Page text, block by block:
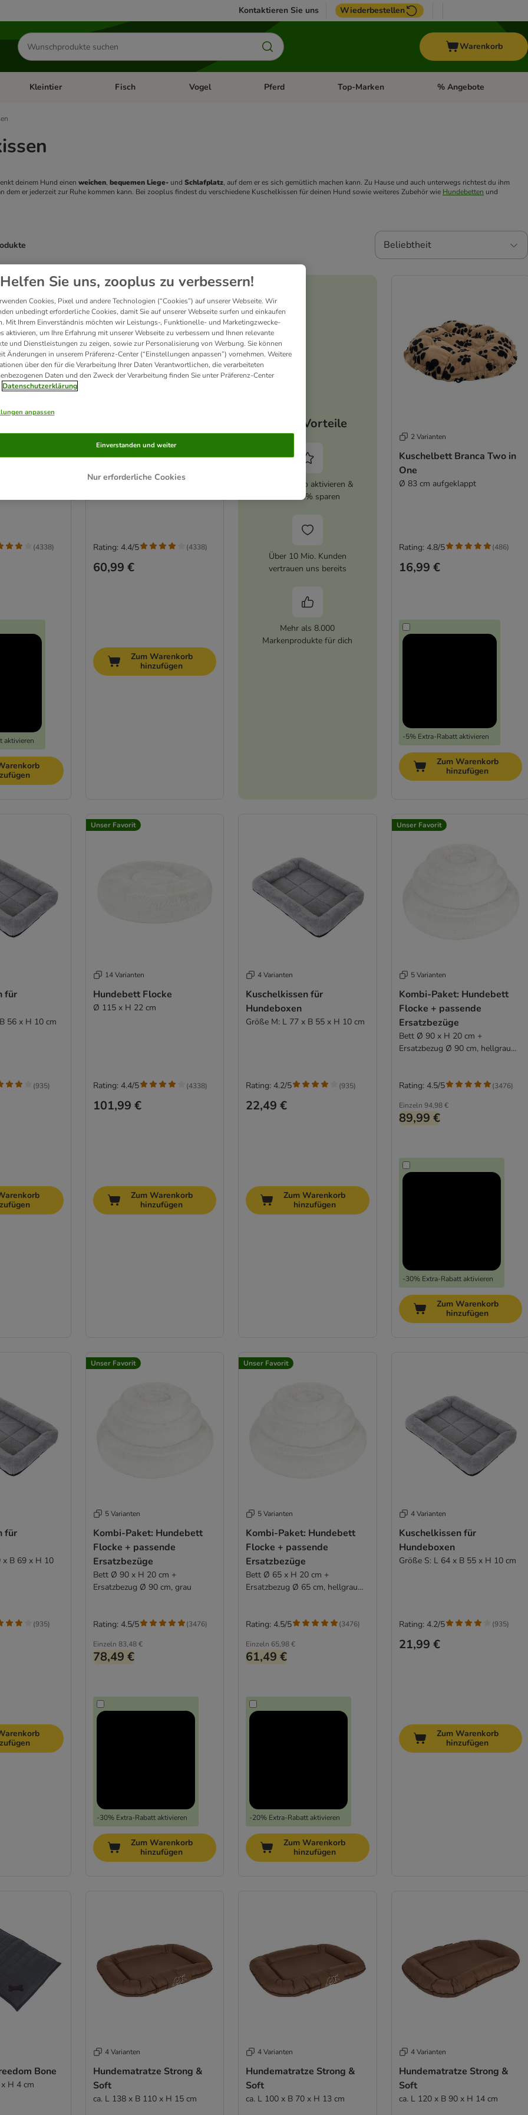
Kontaktieren Sie uns Wiederbestellen
Produkte
suchen
Warenkorb
& Zubehör
Kategorie-Menü öffnen: Hundefutter & Zubehör
Kleintier Kategorie-Menü öffnen: Kleintier
Fisch Kategorie-Menü öffnen: Fisch
Vogel Kategorie-Menü öffnen: Vogel
Pferd Kategorie-Menü öffnen: Pferd
Top-Marken Kategorie-Menü öffnen:
% Angebote
deinem Hund einen weichen, bequemen Liege- und Schlafplatz, auf dem er es sich gemütlich machen kann. Zu Hause und auch unterwegs richtest du ihm
dem er jederzeit zur Ruhe kommen kann. Bei zooplus findest du verschiedene Kuschelkissen für deinen Hund sowie weiteres Zubehör wie Hundebetten
Beliebtheit
been changed
aktivieren
(4338)
Unser Favorit
14 Varianten
Hundebett Flocke
60,99 €
Rating: 4.4/5 (4338)
Zum Warenkorb
hinzufügen
Deine Vorteile
zooplus Abo aktivieren &
immer 5% sparen
Über 10 Mio. Kunden
vertrauen uns bereits
Mehr als 8.000
Markenprodukte für dich
2 Varianten
Kuschelbett Branca Two in
One
Ø 83 cm aufgeklappt
16,99 €
-5% Extra-Rabatt aktivieren
Rating: 4.8/5 (486)
Zum Warenkorb
hinzufügen
für
56 x H 10 cm
(935)
Unser Favorit
14 Varianten
Hundebett Flocke
Ø 115 x H 22 cm
101,99 €
Rating: 4.4/5 (4338)
Zum Warenkorb
hinzufügen
4 Varianten
Kuschelkissen für
Hundeboxen
Größe M: L 77 x B 55 x H 10 cm
22,49 €
Rating: 4.2/5 (935)
Zum Warenkorb
hinzufügen
Unser Favorit
5 Varianten
Kombi-Paket: Hundebett
Flocke + passende
Ersatzbezüge
Bett Ø 90 x H 20 cm +
Ersatzbezug Ø 90 cm, hellgrau
Einzeln 94,98 €
89,99 €
-30% Extra-Rabatt aktivieren
Rating: 4.5/5 (3476)
Zum Warenkorb
hinzufügen
für
x B 69 x H 10
(935)
Unser Favorit
5 Varianten
Kombi-Paket: Hundebett
Flocke + passende
Ersatzbezüge
Bett Ø 90 x H 20 cm +
Ersatzbezug Ø 90 cm, grau
Einzeln 83,48 €
78,49 €
-30% Extra-Rabatt aktivieren
Rating: 4.5/5 (3476)
Zum Warenkorb
hinzufügen
Unser Favorit
5 Varianten
Kombi-Paket: Hundebett
Flocke + passende
Ersatzbezüge
Bett Ø 65 x H 20 cm +
Ersatzbezug Ø 65 cm, hellgrau
Einzeln 65,98 €
61,49 €
-20% Extra-Rabatt aktivieren
Rating: 4.5/5 (3476)
Zum Warenkorb
hinzufügen
4 Varianten
Kuschelkissen für
Hundeboxen
Größe S: L 64 x B 55 x H 10 cm
21,99 €
Rating: 4.2/5 (935)
Zum Warenkorb
hinzufügen
Bone
H 4 cm
4 Varianten
Hundematratze Strong &
Soft
ca. L 138 x B 110 x H 15 cm
4 Varianten
Hundematratze Strong &
Soft
ca. L 100 x B 70 x H 13 cm
4 Varianten
Hundematratze Strong &
Soft
ca. L 120 x B 90 x H 14 cm
Helfen Sie uns, zooplus zu verbessern!
Cookies, Pixel und andere Technologien (“Cookies”) auf unserer Webseite. Wir
unbedingt erforderliche Cookies, damit Sie auf unserer Webseite surfen und einkaufen
Mit Ihrem Einverständnis möchten wir Leistungs-, Funktionelle- und Marketingzwecke-
aktivieren, um Ihre Erfahrung mit unserer Webseite zu verbessern und Ihnen relevante
und Dienstleistungen zu zeigen, sowie zur Personalisierung von Werbung. Sie können
Änderungen in unserem Präferenz-Center (“Einstellungen anpassen”) vornehmen. Weitere
über den für die Verarbeitung Ihrer Daten Verantwortlichen, die verarbeiteten
Daten und den Zweck der Verarbeitung finden Sie unter Präferenz-Center
Datenschutzerklärung
anpassen
Nur erforderliche Cookies
Einverstanden und weiter